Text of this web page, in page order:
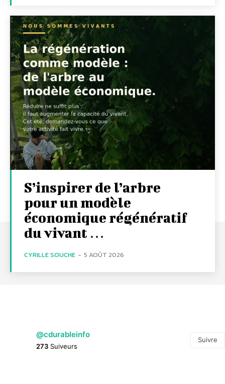
S’inspirer de l’arbre
pour un modèle
économique régénératif
du vivant …
CYRILLE SOUCHE - 5 AOÛT 2026
@cdurableinfo
273 Suiveurs
Suivre